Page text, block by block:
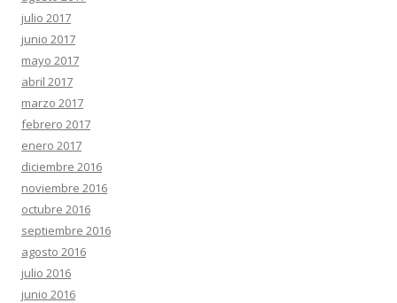
julio 2017
junio 2017
mayo 2017
abril 2017
marzo 2017
febrero 2017
enero 2017
diciembre 2016
noviembre 2016
octubre 2016
septiembre 2016
agosto 2016
julio 2016
junio 2016